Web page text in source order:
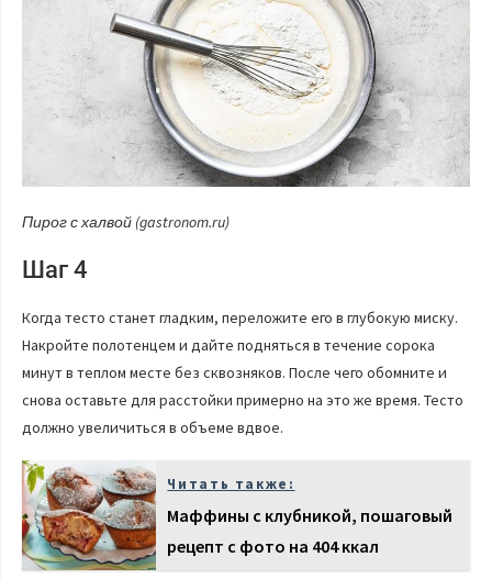
Пирог с халвой (gastronom.ru)
Шаг 4
Когда тесто станет гладким, переложите его в глубокую миску.
Накройте полотенцем и дайте подняться в течение сорока
минут в теплом месте без сквозняков. После чего обомните и
снова оставьте для расстойки примерно на это же время. Тесто
должно увеличиться в объеме вдвое.
Читать также:
Маффины с клубникой, пошаговый
рецепт с фото на 404 ккал